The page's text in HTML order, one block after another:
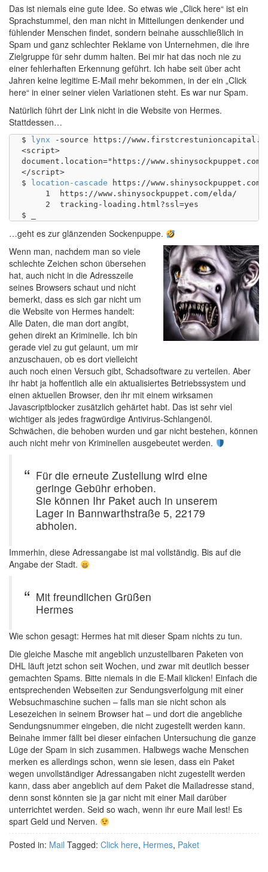
Das ist niemals eine gute Idee. So etwas wie „Click here“ ist ein
Sprachstummel, den man nicht in Mitteilungen denkender und
fühlender Menschen findet, sondern beinahe ausschließlich in
Spam und ganz schlechter Reklame von Unternehmen, die ihre
Zielgruppe für sehr dumm halten. Bei mir hat das noch nie zu
einer fehlerhaften Erkennung geführt. Ich habe seit über acht
Jahren keine legitime E-Mail mehr bekommen, in der ein „Click
here“ in einer seiner vielen Variationen steht. Es war nur Spam.
Natürlich führt der Link nicht in die Website von Hermes.
Stattdessen…
$ lynx -source https://
<script>
document.location="https://
</script>
$
location-cascade https://www.shinysockpuppet.com/
     1	https://www.shinysockpuppet.com/elda/
     2	tracking-loading.html?ssl=yes
…geht es zur glänzenden Sockenpuppe.
Wenn man, nachdem man so viele
schlechte Zeichen schon übersehen
hat, auch nicht in die Adresszeile
seines Browsers schaut und nicht
bemerkt, dass es sich gar nicht um
die Website von Hermes handelt:
Alle Daten, die man dort angibt,
gehen direkt an Kriminelle. Ich bin
gerade viel zu gut gelaunt, um mir
anzuschauen, ob es dort vielleicht
auch noch einen Versuch gibt, Schadsoftware zu verteilen. Aber
ihr habt ja hoffentlich alle ein aktualisiertes Betriebssystem und
einen aktuellen Browser, den ihr mit einem wirksamen
Javascriptblocker zusätzlich gehärtet habt. Das ist sehr viel
wichtiger als jedes fragwürdige Antivirus-Schlangenöl.
Schwächen, die behoben wurden und gar nicht bestehen, können
auch nicht mehr von Kriminellen ausgebeutet werden.
Für die erneute Zustellung wird eine
geringe Gebühr erhoben.
Sie können Ihr Paket auch in unserem
Lager in Bannwarthstraße 5, 22179
abholen.
Immerhin, diese Adressangabe ist mal vollständig. Bis auf die
Angabe der Stadt.
Mit freundlichen Grüßen
Hermes
Wie schon gesagt: Hermes hat mit dieser Spam nichts zu tun.
Die gleiche Masche mit angeblich unzustellbaren Paketen von
DHL läuft jetzt schon seit Wochen, und zwar mit deutlich besser
gemachten Spams. Bitte niemals in die E-Mail klicken! Einfach die
entsprechenden Webseiten zur Sendungsverfolgung mit einer
Websuchmaschine suchen – falls man sie nicht schon als
Lesezeichen in seinem Browser hat – und dort die angebliche
Sendungsnummer eingeben, die nicht zugestellt werden kann.
Beinahe immer fällt bei dieser einfachen Untersuchung die ganze
Lüge der Spam in sich zusammen. Halbwegs wache Menschen
merken es allerdings schon, wenn sie lesen, dass ein Paket
wegen unvollständiger Adressangaben nicht zugestellt werden
kann, dass aber angeblich auf dem Paket die Mailadresse stand,
denn sonst könnten sie ja gar nicht mit einer Mail darüber
unterrichtet werden. Seid so wach, wenn ihr eure Mail lest! Es
spart Geld und Nerven.
Posted in: Mail Tagged: Click here, Hermes, Paket